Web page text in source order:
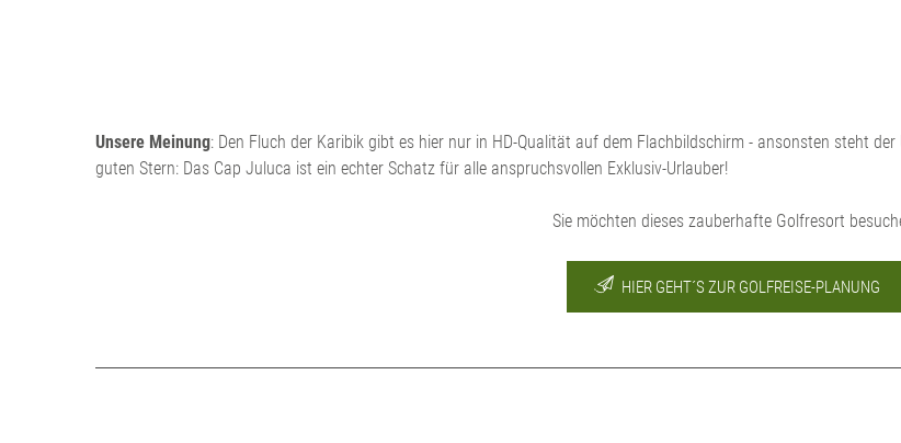
Unsere Meinung: Den Fluch der Karibik gibt es hier nur in HD-Qualität auf dem Flachbildschirm - ansonsten steht
guten Stern: Das Cap Juluca ist ein echter Schatz für alle anspruchsvollen Exklusiv-Urlauber!
Sie möchten dieses zauberhafte Golfresort
HIER GEHT´S ZUR GOLFREISE-PLANUNG